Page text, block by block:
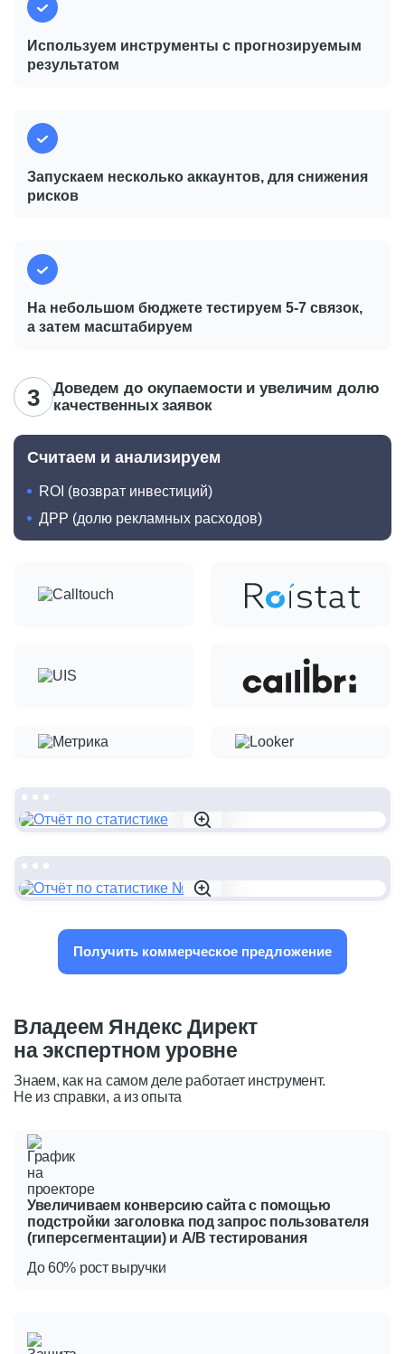
Используем инструменты с прогнозируемым
результатом
Запускаем несколько аккаунтов, для снижения
рисков
На небольшом бюджете тестируем 5-7 связок,
а затем масштабируем
Доведем до окупаемости и увеличим долю
качественных заявок
Считаем и анализируем
ROI (возврат инвестиций)
ДРР (долю рекламных расходов)
Получить коммерческое предложение
Владеем Яндекс Директ
на экспертном уровне
Знаем, как на самом деле работает инструмент.
Не из справки, а из опыта
Увеличиваем конверсию сайтас помощью
подстройки заголовка под запроспользователя
(гиперсегментации) и А/B тестирования
До 60% рост выручки